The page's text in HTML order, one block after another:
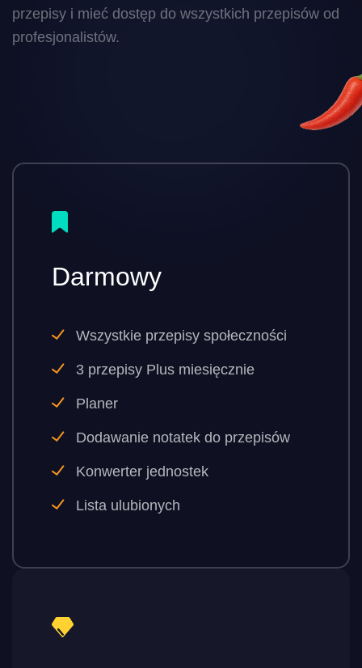
przepisy i mieć dostęp do wszystkich przepisów od
profesjonalistów.
Darmowy
Wszystkie przepisy społeczności
3 przepisy Plus miesięcznie
Planer
Dodawanie notatek do przepisów
Konwerter jednostek
Lista ulubionych